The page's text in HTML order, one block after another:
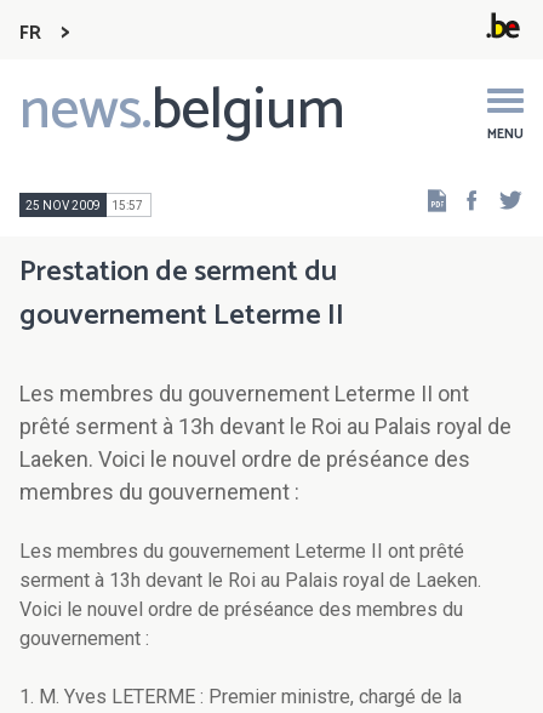
FR
news.belgium MENU
Main
navigation
25 NOV 2009 15:57
Prestation de serment du
gouvernement Leterme II
Les membres du gouvernement Leterme II ont
prêté serment à 13h devant le Roi au Palais royal de
Laeken. Voici le nouvel ordre de préséance des
membres du gouvernement :
Les membres du gouvernement Leterme II ont prêté
serment à 13h devant le Roi au Palais royal de Laeken.
Voici le nouvel ordre de préséance des membres du
gouvernement :
1. M. Yves LETERME : Premier ministre, chargé de la